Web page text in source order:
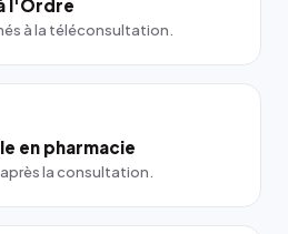
l'Ordre
à la téléconsultation.
en pharmacie
la consultation.